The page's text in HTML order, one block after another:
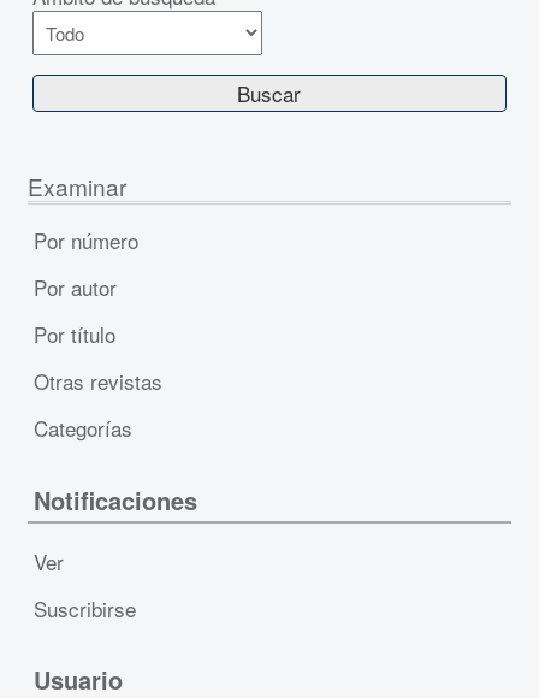
Examinar
Por número
Por autor
Por título
Otras revistas
Categorías
Notificaciones
Ver
Suscribirse
Usuario